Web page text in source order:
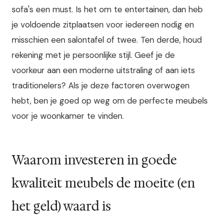
sofa's een must. Is het om te entertainen, dan heb
je voldoende zitplaatsen voor iedereen nodig en
misschien een salontafel of twee. Ten derde, houd
rekening met je persoonlijke stijl. Geef je de
voorkeur aan een moderne uitstraling of aan iets
traditionelers? Als je deze factoren overwogen
hebt, ben je goed op weg om de perfecte meubels
voor je woonkamer te vinden.
Waarom investeren in goede
kwaliteit meubels de moeite (en
het geld) waard is